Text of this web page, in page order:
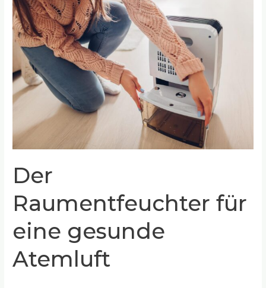
Der
Raumentfeuchter für
eine gesunde
Atemluft
Raumentfeuchter
für
eine
gesunde
Atemluft